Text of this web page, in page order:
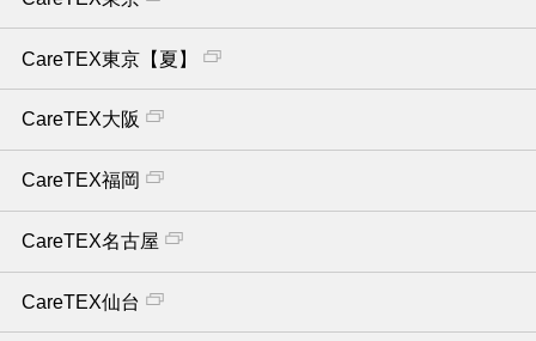
CareTEX東京【夏】
CareTEX大阪
CareTEX福岡
CareTEX名古屋
CareTEX仙台